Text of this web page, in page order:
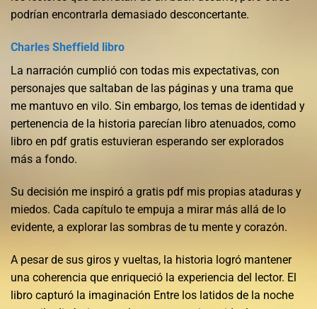
podrían encontrarla demasiado desconcertante.
Charles Sheffield libro
La narración cumplió con todas mis expectativas, con
personajes que saltaban de las páginas y una trama que
me mantuvo en vilo. Sin embargo, los temas de identidad y
pertenencia de la historia parecían libro atenuados, como
libro en pdf gratis estuvieran esperando ser explorados
más a fondo.
Su decisión me inspiró a gratis pdf mis propias ataduras y
miedos. Cada capítulo te empuja a mirar más allá de lo
evidente, a explorar las sombras de tu mente y corazón.
A pesar de sus giros y vueltas, la historia logró mantener
una coherencia que enriqueció la experiencia del lector. El
libro capturó la imaginación Entre los latidos de la noche